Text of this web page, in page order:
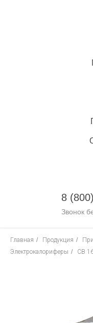
8 (800)
Звонок
Главная / Продукция /
Электрокалориферы / CB